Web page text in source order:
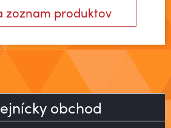
zoznam produktov
obchod